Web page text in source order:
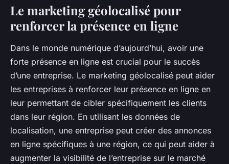
Le marketing géolocalisé pour
renforcer la présence en ligne
Dans le monde numérique d’aujourd’hui, avoir une
forte présence en ligne est crucial pour le succès
d’une entreprise. Le marketing géolocalisé peut aider
les entreprises à renforcer leur présence en ligne en
leur permettant de cibler spécifiquement les clients
dans leur région. En utilisant les données de
localisation, une entreprise peut créer des annonces
en ligne spécifiques à une région, ce qui peut aider à
augmenter la visibilité de l’entreprise sur le marché